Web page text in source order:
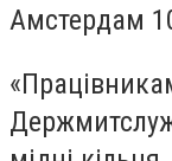
Амстердам